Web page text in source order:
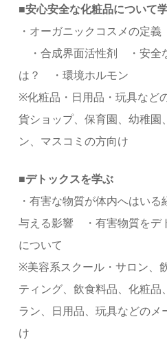
■安心安全な化粧品について
・オーガニックコスメの定
・合成界面活性剤 ・安全
は？ ・環境ホルモン
※化粧品・日用品・玩具など
貨ショップ、保育園、幼稚園
ン、マスコミの方向け
■デトックスを学ぶ
・有害な物質が体内へはい
与える影響 ・有害物質をデ
について
※美容系スクール・サロン、
ティング、飲食料品、化粧品
ラン、日用品、玩具などのメ
け